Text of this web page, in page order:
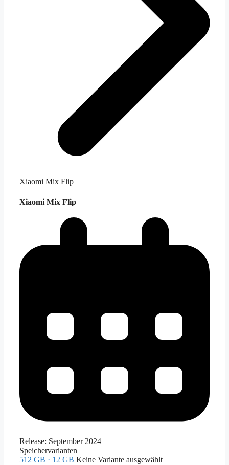
Xiaomi Mix Flip
Xiaomi Mix Flip
Release: September 2024
Speichervarianten
512 GB · 12 GB Keine Variante ausgewählt